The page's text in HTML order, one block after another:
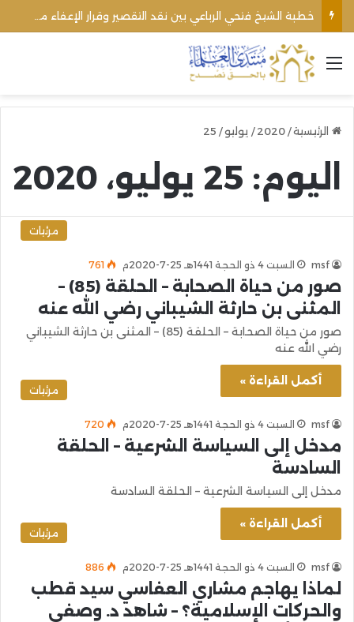
القائمة
الرئيسية/
2020
/ يوليو/
25
اليوم: 25 يوليو، 2020
مرئيات
msf السبت 4 ذو الحجة 1441هـ 25-7-2020م 761
صور من حياة الصحابة – الحلقة (85) –
المثنى بن حارثة الشيباني رضي الله عنه
صور من حياة الصحابة – الحلقة (85) – المثنى بن حارثة الشيباني
رضي الله عنه
أكمل القراءة »
مرئيات
msf السبت 4 ذو الحجة 1441هـ 25-7-2020م 720
مدخل إلى السياسة الشرعية – الحلقة
السادسة
مدخل إلى السياسة الشرعية – الحلقة السادسة
أكمل القراءة »
مرئيات
msf السبت 4 ذو الحجة 1441هـ 25-7-2020م 886
لماذا يهاجم مشاري العفاسي سيد قطب
والحركات الإسلامية؟ – شاهد د. وصفي